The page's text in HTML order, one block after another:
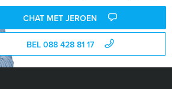
CHAT MET JEROEN
BEL 088 428 81 17